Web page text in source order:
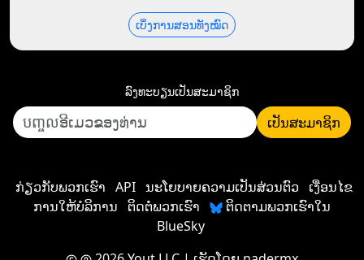
ເບິ່ງການສອນທັງໝົດ
ລົງທະບຽນ​ເປັນ​ສະມາຊິກ
ເປັນ​ສະມາຊິກ
ກ່ຽວກັບພວກເຮົາ API ນະໂຍບາຍຄວາມເປັນສ່ວນຕົວ
ເງື່ອນໄຂ
ການໃຫ້ບໍລິການ ຕິດຕໍ່ພວກເຮົາ
ຕິດຕາມພວກເຮົາໃນ
BlueSky